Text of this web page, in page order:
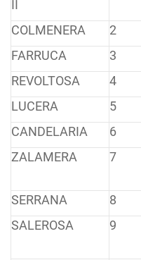
II
COLMENERA 2
FARRUCA
3
REVOLTOSA
4
LUCERA
5
CANDELARIA
6
ZALAMERA
7
SERRANA
8
SALEROSA
9